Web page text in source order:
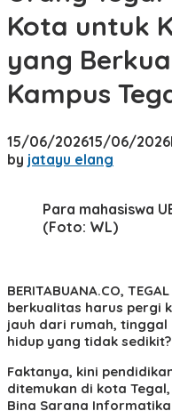
Kota untuk
yang
Kampus
15/06/202615/06/2026
by jatayu elang
Para mahasiswa
(Foto: WL)
BERITABUANA.CO, TEGAL
berkualitas harus pergi
jauh dari rumah, tinggal
hidup yang tidak sedikit?
Faktanya, kini
ditemukan di kota
Bina Sarana Informatika